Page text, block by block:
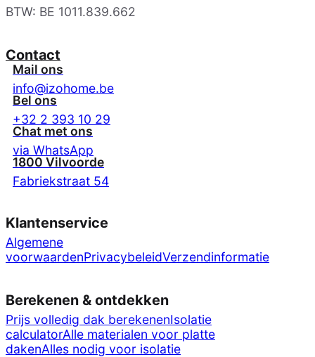
BTW: BE 1011.839.662
Contact
Mail ons
info@izohome.be
Bel ons
+32 2 393 10 29
Chat met ons
via WhatsApp
1800 Vilvoorde
Fabriekstraat 54
Klantenservice
Algemene
voorwaardenPrivacybeleidVerzendinformatie
Berekenen & ontdekken
Prijs volledig dak berekenenIsolatie
calculatorAlle materialen voor platte
dakenAlles nodig voor isolatie